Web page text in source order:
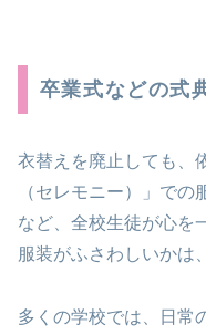
卒業式などの式
衣替えを廃止しても、
（セレモニー）」で
など、全校生徒が心を
服装がふさわしいかは
多くの学校では、日常